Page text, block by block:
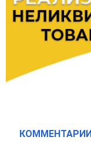
КОММЕНТАРИИ